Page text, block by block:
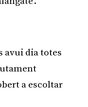
avui dia totes
a escoltar